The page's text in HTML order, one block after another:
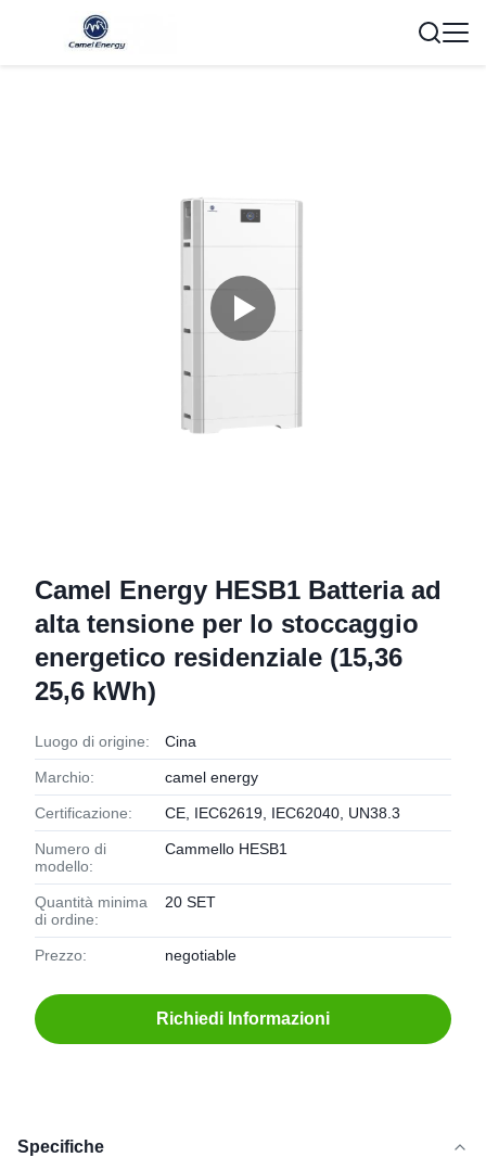
Camel Energy HESB1 Batteria ad
alta tensione per lo stoccaggio
energetico residenziale (15,36 
25,6 kWh)
Luogo di origine: Cina
Marchio: camel energy
Certificazione: CE, IEC62619, IEC62040, UN38.3
Numero di
modello:
Cammello HESB1
Quantità minima
di ordine:
20 SET
Prezzo: negotiable
Richiedi Informazioni
Specifiche